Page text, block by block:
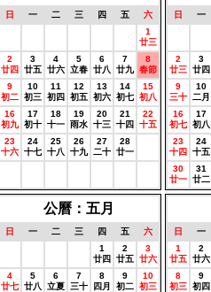
日 一 二 三 四 五
六
1
廿三
2
廿四
3
廿五
4
廿六
5
立春
6
廿八
7
廿九
8
春節
9
初二
10
初三
11
初四
12
初五
13
初六
14
初七
15
初八
16
初九
17
初十
18
十一
19
雨水
20
十三
21
十四
22
十五
23
十六
24
十七
25
十八
26
十九
27
二十
28
廿一
日 一
2
廿三
3
廿四
9
三十
10
二月
16
初七
17
初八
23
十四
24
十五
30
廿一
31
廿二
公曆：五月
日 一 二 三 四 五
六
1
廿四
2
廿五
3
廿六
4
廿七
5
廿八
6
立夏
7
三十
8
四月
9
初二
10
初三
日 一
1
廿五
2
廿六
8
初三
9
初四